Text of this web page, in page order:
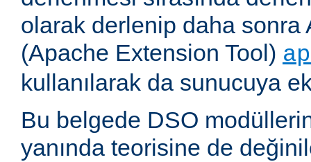
olarak derlenip daha sonra
(Apache Extension Tool)
kullanılarak da sunucuya
Bu belgede DSO
yanında teorisine de